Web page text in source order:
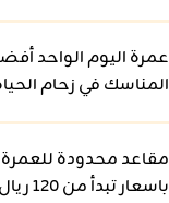
عمرة اليوم الواحد
المناسك في زحام
مقاعد محدودة
باسعار تبدأ من 120 ريال فقط